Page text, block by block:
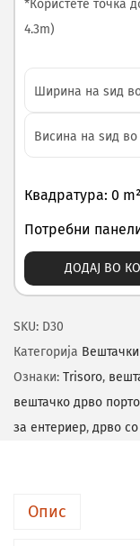
*Користете точка
4.3m)
Квадратура: 0 m²
Потребни
ДОДАЈ ВО
SKU: D30
Категорија
Ознаки: Trisoro,
вештачко дрво
за ентериер, дрво
Опис